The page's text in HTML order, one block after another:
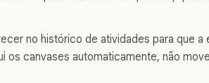
no histórico de atividades para que a
os canvases automaticamente, não